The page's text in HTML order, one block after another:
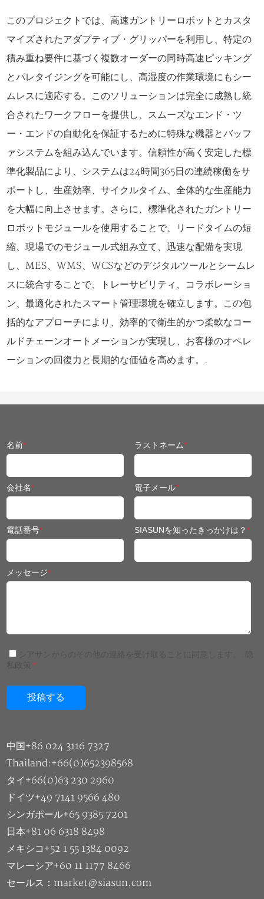
このプロジェクトでは、高速ガントリーロボットとカスタ
マイズされたアダプティブ・グリッパーを利用し、特定の
積み重ね要件に基づく複数オーダーの同時高速ピッキング
とパレタイジングを可能にし、高湿度の作業環境にもシー
ムレスに適応する。このソリューションは完全に成熟し統
合されたワークフローを提供し、スムーズなエンド・ツ
ー・エンドの自動化を保証するために特殊な機器とバッフ
ァシステムを組み込んでいます。信頼性が高く安定した標
準化製品により、システムは24時間365日の連続稼働をサ
ポートし、生産効率、サイクルタイム、全体的な生産能力
を大幅に向上させます。さらに、標準化されたガントリー
ロボットモジュールを使用することで、リードタイムの短
縮、現場でのモジュール式組み立て、迅速な配備を実現
し、MES、WMS、WCSなどのデジタルツールとシームレ
スに統合することで、トレーサビリティ、コラボレーショ
ン、最適化されたスマート管理環境を確立します。この包
括的なアプローチにより、効率的で衛生的かつ柔軟なコー
ルドチェーンオートメーションが実現し、お客様のオペレ
ーションの回復力と長期的な価値を高めます。.
名前* ラストネーム*
会社名* 電子メール*
電話番号* SIASUNを知ったきっかけは？*
メッセージ*
*
中国+86 024 3116 7327
Thailand:+66(0)652398568
タイ+66(0)63 230 2960
ドイツ+49 7141 9566 480
シンガポール+65 9385 7201
日本+81 06 6318 8498
メキシコ+52 1 55 1384 0092
マレーシア+60 11 1177 8466
セールス：market@siasun.com